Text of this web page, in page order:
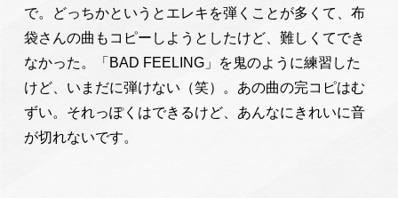
で。どっちかというとエレキを弾くことが多くて、布
袋さんの曲もコピーしようとしたけど、難しくてでき
なかった。「BAD FEELING」を鬼のように練習した
けど、いまだに弾けない（笑）。あの曲の完コピはむ
ずい。それっぽくはできるけど、あんなにきれいに音
が切れないです。